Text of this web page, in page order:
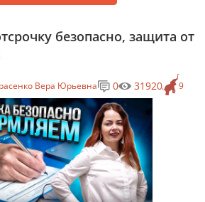
безопасно, защита от
Вера Юрьевна 9
0 31920